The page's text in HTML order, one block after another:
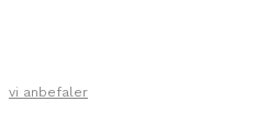
vi anbefaler